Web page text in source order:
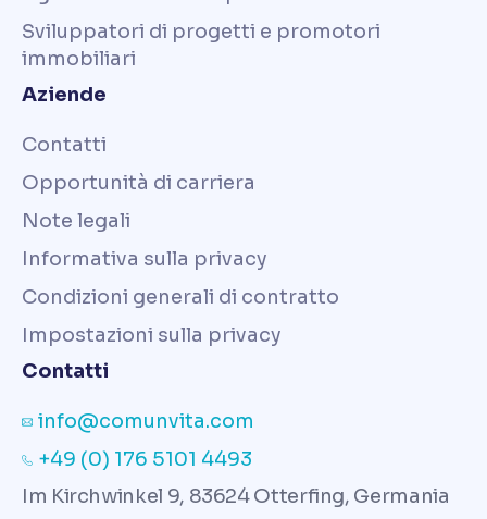
Sviluppatori di progetti e promotori
immobiliari
Aziende
Contatti
Opportunità di carriera
Note legali
Informativa sulla privacy
Condizioni generali di contratto
Impostazioni sulla privacy
Contatti
info@comunvita.com
+49 (0) 176 5101 4493
Im Kirchwinkel 9, 83624 Otterfing, Germania